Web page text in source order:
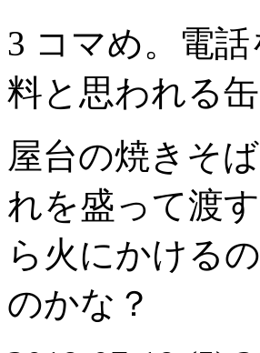
3 コマめ。電
料と思われる
屋台の焼きそ
れを盛って渡
ら火にかける
のかな？